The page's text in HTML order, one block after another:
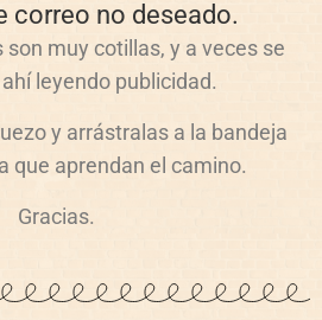
correo no deseado.
muy cotillas, y a veces se
leyendo publicidad.
y arrástralas a la bandeja
que aprendan el camino.
Gracias.